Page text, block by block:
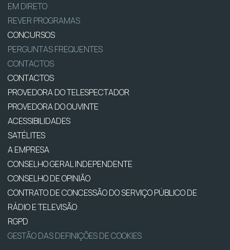
EM DIRETO
REVER PROGRAMAS
CONCURSOS
PERGUNTAS FREQUENTES
CONTACTOS
CONTACTOS
PROVEDORA DO TELESPECTADOR
PROVEDORA DO OUVINTE
ACESSIBILIDADES
SATÉLITES
A EMPRESA
CONSELHO GERAL INDEPENDENTE
CONSELHO DE OPINIÃO
CONTRATO DE CONCESSÃO DO SERVIÇO PÚBLICO DE
RÁDIO E TELEVISÃO
RGPD
GESTÃO DAS DEFINIÇÕES DE COOKIES